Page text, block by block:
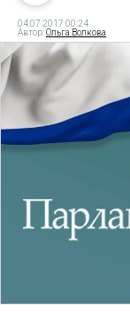
04.07.2017 00:24
Автор:Ольга Волкова